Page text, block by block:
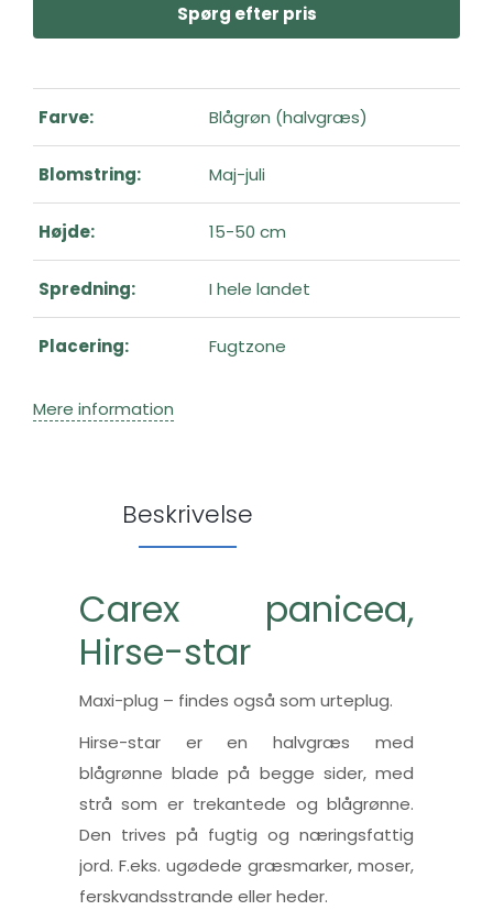
Spørg efter pris
Farve: Blågrøn (halvgræs)
Blomstring: Maj-juli
Højde: 15-50 cm
Spredning: I hele landet
Placering: Fugtzone
Mere information
Beskrivelse
Carex panicea,
Hirse-star
Maxi-plug – findes også som urteplug.
Hirse-star er en halvgræs med
blågrønne blade på begge sider, med
strå som er trekantede og blågrønne.
Den trives på fugtig og næringsfattig
jord. F.eks. ugødede græsmarker, moser,
ferskvandsstrande eller heder.